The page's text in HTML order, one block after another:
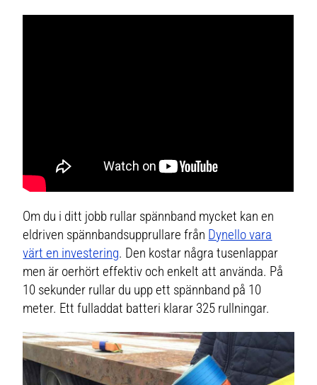
Om du i ditt jobb rullar spännband mycket kan en
eldriven spännbandsupprullare från Dynello vara
värt en investering. Den kostar några tusenlappar
men är oerhört effektiv och enkelt att använda. På
10 sekunder rullar du upp ett spännband på 10
meter. Ett fulladdat batteri klarar 325 rullningar.